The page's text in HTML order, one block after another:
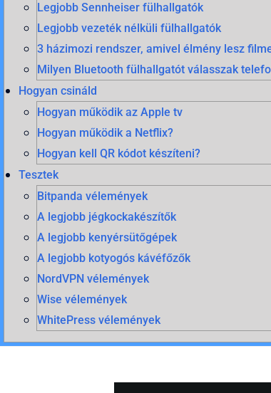
Legjobb Sennheiser fülhallgatók
Legjobb vezeték nélküli fülhallgatók
3 házimozi rendszer, amivel élmény lesz
Milyen Bluetooth fülhallgatót válasszak
Hogyan csináld
Hogyan működik az Apple tv
Hogyan működik a Netflix?
Hogyan kell QR kódot készíteni?
Tesztek
Bitpanda vélemények
A legjobb jégkockakészítők
A legjobb kenyérsütőgépek
A legjobb kotyogós kávéfőzők
NordVPN vélemények
Wise vélemények
WhitePress vélemények